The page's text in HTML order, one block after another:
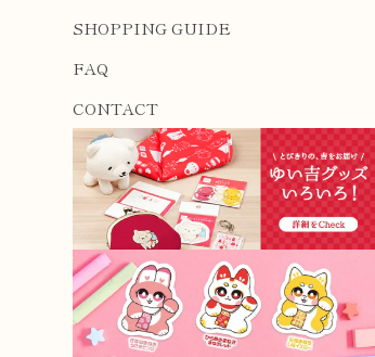
SHOPPING GUIDE
FAQ
CONTACT